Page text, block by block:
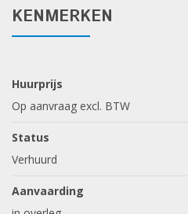
• Aparte loopdeur
• Meterkast voorzien van elektra
• Bouwjaar 2021
• Ideale ligging; op 3
• Centraal gelegen in het
Haag en Rotterdam
KENMERKEN
Huurprijs
Op aanvraag excl. BTW
Status
Verhuurd
Aanvaarding